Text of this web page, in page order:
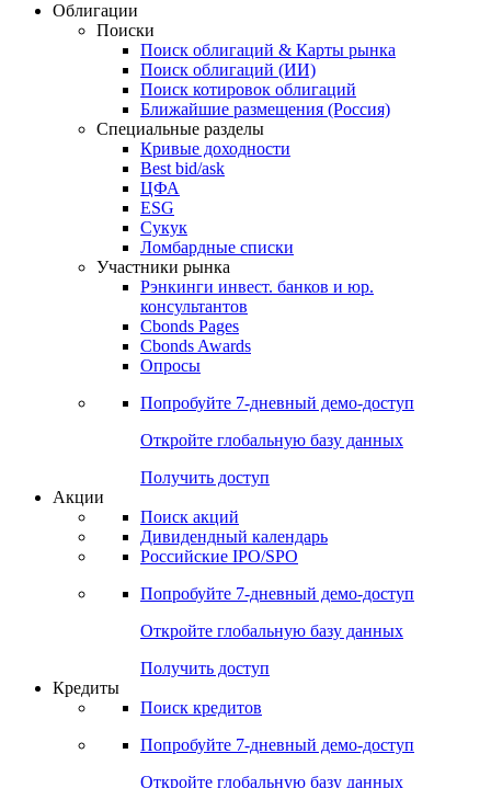
Облигации
Поиски
Поиск облигаций & Карты рынка
Поиск облигаций (ИИ)
Поиск котировок облигаций
Ближайшие размещения (Россия)
Специальные разделы
Кривые доходности
Best bid/ask
ЦФА
ESG
Сукук
Ломбардные списки
Участники рынка
Рэнкинги инвест. банков и юр.
консультантов
Cbonds Pages
Cbonds Awards
Опросы
Попробуйте 7-дневный демо-доступ
Откройте глобальную базу данных
Получить доступ
Акции
Поиск акций
Дивидендный календарь
Российские IPO/SPO
Попробуйте 7-дневный демо-доступ
Откройте глобальную базу данных
Получить доступ
Кредиты
Поиск кредитов
Попробуйте 7-дневный демо-доступ
Откройте глобальную базу данных